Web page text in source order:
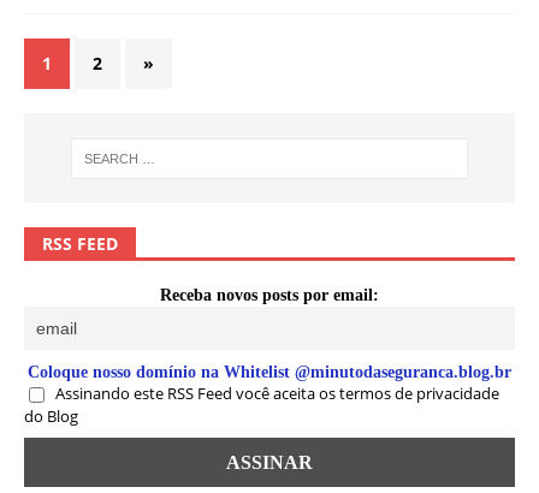
1 2 »
RSS FEED
Receba novos posts por email:
Coloque nosso domínio na Whitelist @minutodaseguranca.blog.br
Assinando este RSS Feed você aceita os termos de privacidade
do Blog